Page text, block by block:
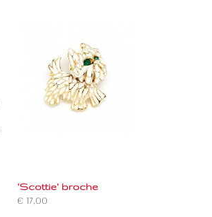
'Scottie' broche
€ 17,00